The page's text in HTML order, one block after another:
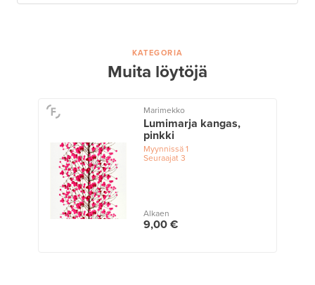
KATEGORIA
Muita löytöjä
Marimekko
Lumimarja kangas,
pinkki
Myynnissä1
Seuraajat 3
Alkaen
9,00 €